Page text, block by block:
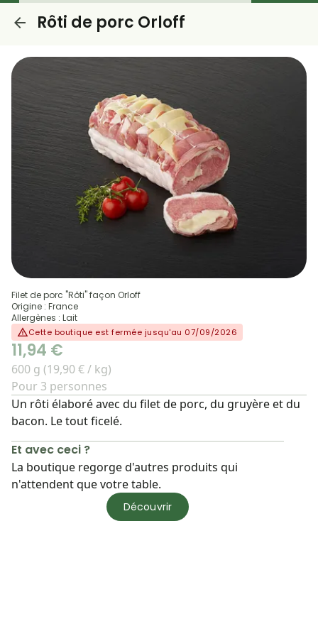
Rôti de porc Orloff
Filet de porc "Rôti" façon Orloff
Origine : France
Allergènes : Lait
Cette boutique est fermée jusqu'au 07/09/2026
11,94 €
600 g (19,90 € / kg)
Pour 3 personnes
Un rôti élaboré avec du filet de porc, du gruyère et du
bacon. Le tout ficelé.
Et avec ceci ?
La boutique regorge d'autres produits qui
n'attendent que votre table.
Découvrir